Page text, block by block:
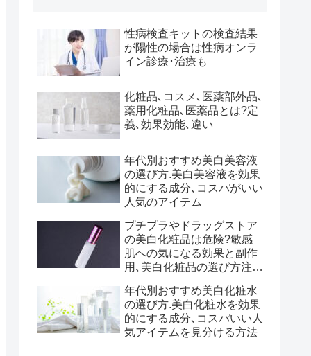
性病検査キットの検査結果
が陽性の場合は性病オンラ
イン診療･治療も
化粧品､コスメ､医薬部外品､
薬用化粧品､医薬品とは?定
義､効果効能､違い
年代別おすすめ美白美容液
の選び方.美白美容液を効果
的にする成分､コスパがいい
人気のアイテム
プチプラやドラッグストア
の美白化粧品は危険?敏感
肌への気になる効果と副作
用､美白化粧品の選び方注意
年代別おすすめ美白化粧水
の選び方.美白化粧水を効果
的にする成分､コスパいい人
気アイテムを見分ける方法